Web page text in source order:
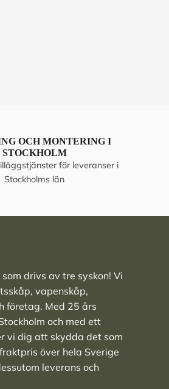
OCH MONTERING I
STOCKHOLM
för leveranser i
Stockholms län
drivs av tre syskon! Vi
, vapenskåp,
företag. Med 25 års
och med ett
vi dig att skydda det som
över hela Sverige
leverans och